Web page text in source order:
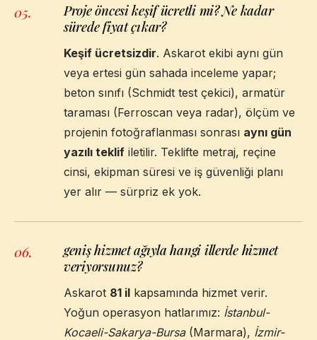
05.
Proje öncesi keşif ücretli mi? Ne kadar
sürede fiyat çıkar?
Keşif ücretsizdir. Askarot ekibi aynı gün
veya ertesi gün sahada inceleme yapar;
beton sınıfı (Schmidt test çekici), armatür
taraması (Ferroscan veya radar), ölçüm ve
projenin fotoğraflanması sonrası aynı gün
yazılı teklif iletilir. Teklifte metraj, reçine
cinsi, ekipman süresi ve iş güvenliği planı
yer alır — sürpriz ek yok.
06.
geniş hizmet ağıyla hangi illerde hizmet
veriyorsunuz?
Askarot 81 il kapsamında hizmet verir.
Yoğun operasyon hatlarımız: İstanbul-
Kocaeli-Sakarya-Bursa(Marmara), İzmir-